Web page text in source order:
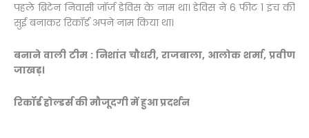
पहले ब्रिटेन निवासी जॉर्ज डेविस के नाम था। डेविस ने 6 फीट 1 इंच की
सुई बनाकर रिकॉर्ड अपने नाम किया था।
बनाने वाली टीम : निशांत चौधरी, राजबाला, आलोक शर्मा, प्रवीण
जाखड़।
रिकॉर्ड होल्डर्स की मौजूदगी में हुआ प्रदर्शन